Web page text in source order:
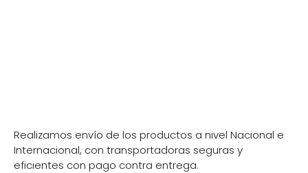
Realizamos envío de los productos a nivel Nacional e
Internacional, con transportadoras seguras y
eficientes con pago contra entrega.